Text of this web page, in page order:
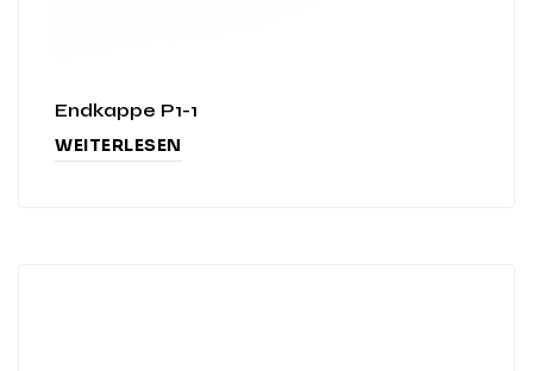
Endkappe P1-1
WEITERLESEN